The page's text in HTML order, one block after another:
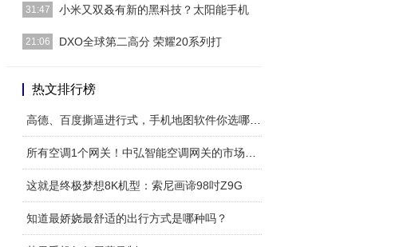
所有格式都有包括无损格式，而且可以试听，所以介绍给
31:47 小米又双叒有新的黑科技？太阳能手机
近日，小米向世界知识产权局提交了一项专利，专利展示
21:06 DXO全球第二高分 荣耀20系列打
20和荣耀20PRO[详细]
热文排行榜
这就是终极梦想8K机型：索尼画谛98吋Z9G
知道最娇娆最舒适的出行方式是哪种吗？